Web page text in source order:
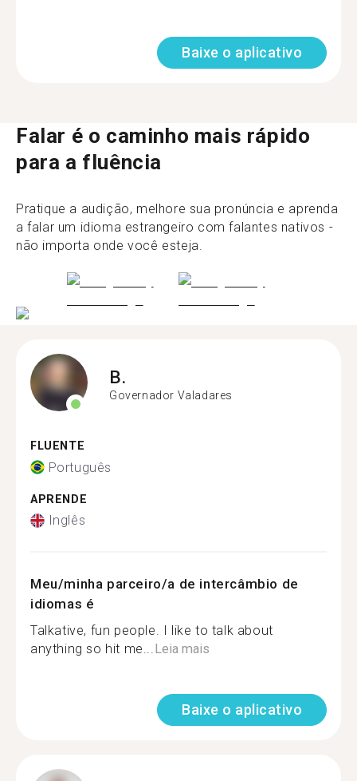
Baixe o aplicativo
Falar é o caminho mais rápido
para a fluência
Pratique a audição, melhore sua pronúncia e aprenda
a falar um idioma estrangeiro com falantes nativos -
não importa onde você esteja.
B.
Governador Valadares
FLUENTE
Português
APRENDE
Inglês
Meu/minha parceiro/a de intercâmbio de
idiomas é
Talkative, fun people. I like to talk about
anything so hit me...Leia mais
Baixe o aplicativo